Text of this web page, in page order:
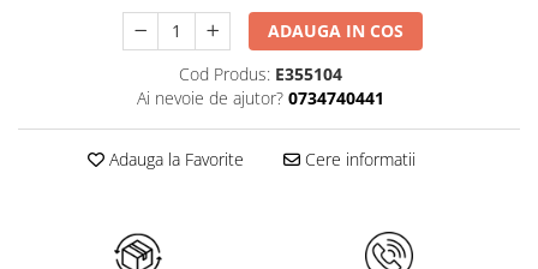
ADAUGA IN COS
Cod Produs: E355104
Ai nevoie de ajutor? 0734740441
Adauga la Favorite Cere informatii